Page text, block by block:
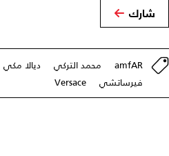
شارك
amfAR محمد التركي ديالا مكي
فيرساتشي
Versace